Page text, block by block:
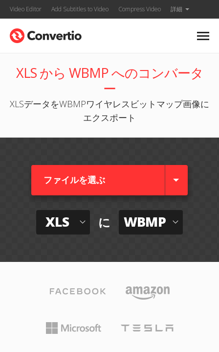
Video Editor Add Subtitles to Video Compress Video 詳細
XLS から WBMP へのコンバータ
ー
XLSデータをWBMPワイヤレスビットマップ画像に
エクスポート
ファイルを選ぶ
XLS に WBMP